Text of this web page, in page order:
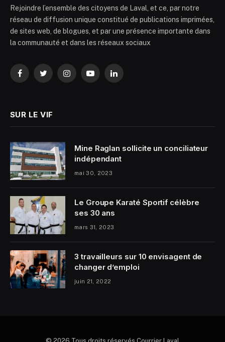
Rejoindre l’ensemble des citoyens de Laval, et ce, par notre
réseau de diffusion unique constitué de publications imprimées,
de sites web, de blogues, et par une présence importante dans
la communauté et dans les réseaux sociaux
FacebookTwitterInstagramYouTubeLinkedIn
SUR LE VIF
Mine Raglan sollicite un conciliateur
indépendant
mai 30, 2023
Le Groupe Karaté Sportif célèbre
ses 30 ans
mars 31, 2023
3 travailleurs sur 10 envisagent de
changer d’emploi
juin 21, 2022